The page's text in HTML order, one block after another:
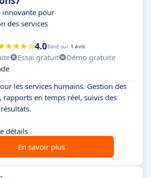
innovante pour
des services
4.0Basé sur 1 avis
Essai gratuit
Démo gratuite
les services humains. Gestion des
rapports en temps réel, suivis des
détails
En savoir plus